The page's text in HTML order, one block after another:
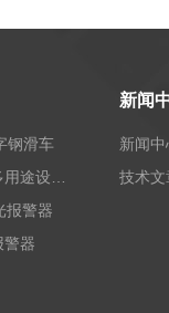
钢滑车
报警器
警器
新闻
新闻中
技术文